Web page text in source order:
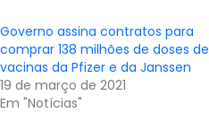
Governo assina contratos para
comprar 138 milhões de doses de
vacinas da Pfizer e da Janssen
19 de março de 2021
Em "Notícias"